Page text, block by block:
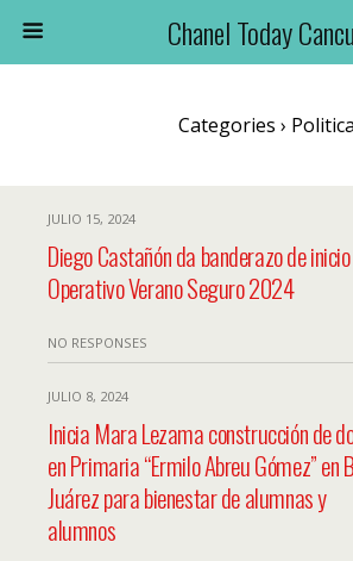
Chanel Today
Categories › Politica
JULIO 15, 2024
Diego Castañón da banderazo de
Operativo Verano Seguro 2024
NO RESPONSES
JULIO 8, 2024
Inicia Mara Lezama construcción de
en Primaria “Ermilo Abreu Gómez” en
Juárez para bienestar de alumnas y
alumnos